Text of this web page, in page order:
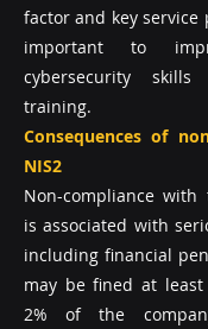
factor and key service
important to
cybersecurity
training.
Consequences of
NIS2
Non-compliance with
is associated with
including financial
may be fined at
2% of the